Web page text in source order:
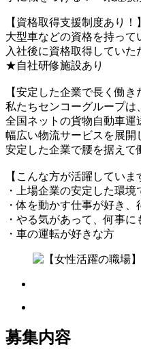
【資格取得支援制度あり！】
大型車などの資格を持って
入社後に資格取得してい
★自社研修施設あり
【安定した企業で長く働き
私たちセンコーグループは
全国ネットの貨物自動車
幅広い物流サービスを展開
安定した企業で腰を据えて
【こんな方が活躍していま
・上場企業の安定した環
・体を動かす仕事が好き、
・やる気があって、何事
・車の運転が好きな方
募集内容